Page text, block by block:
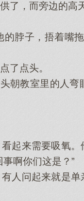
，而旁边的高天
子，捂着嘴拖
了点头。
教室里的人弯
来需要吸氧。
啊你们这是？”
问起来就是单